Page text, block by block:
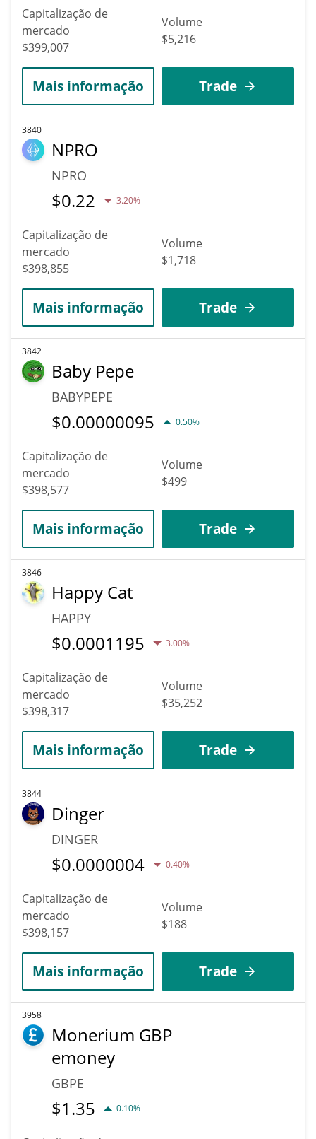
Capitalização de
mercado
$399,007
Volume
$5,216
Mais informação Trade
3840
NPRO
NPRO
$0.22 3.20%
Capitalização de
mercado
$398,855
Volume
$1,718
Mais informação Trade
3842
Baby Pepe
BABYPEPE
$0.00000095 0.50%
Capitalização de
mercado
$398,577
Volume
$499
Mais informação Trade
3846
Happy Cat
HAPPY
$0.0001195 3.00%
Capitalização de
mercado
$398,317
Volume
$35,252
Mais informação Trade
3844
Dinger
DINGER
$0.0000004 0.40%
Capitalização de
mercado
$398,157
Volume
$188
Mais informação Trade
3958
Monerium GBP
emoney
GBPE
$1.35 0.10%